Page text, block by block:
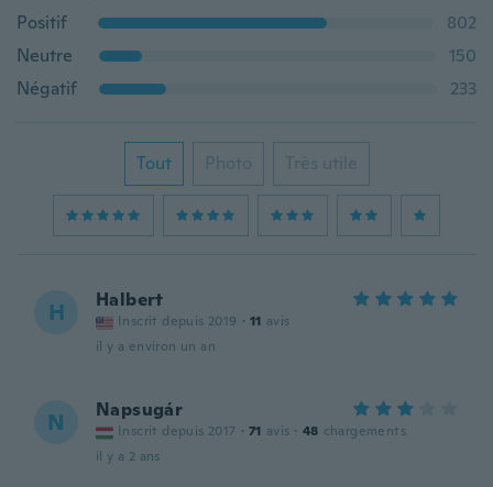
Positif
802
Neutre
150
Négatif
233
Tout Photo Très utile
H Halbert
Inscrit depuis 2019 · 11 avis
il y a environ un an
N Napsugár
Inscrit depuis 2017 · 71 avis · 48 chargements
il y a 2 ans